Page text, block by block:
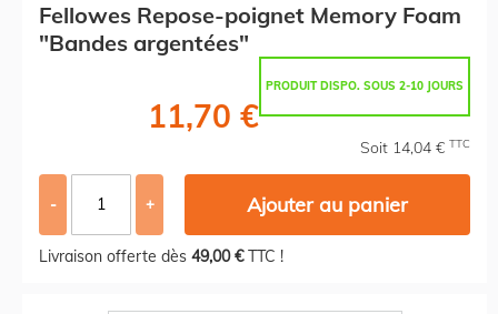
Fellowes Repose-poignet Memory Foam
"Bandes argentées"
PRODUIT DISPO. SOUS 2-10 JOURS
11,70 €
Soit 14,04 € TTC
- + Ajouter au panier
Livraison offerte dès 49,00 €TTC !